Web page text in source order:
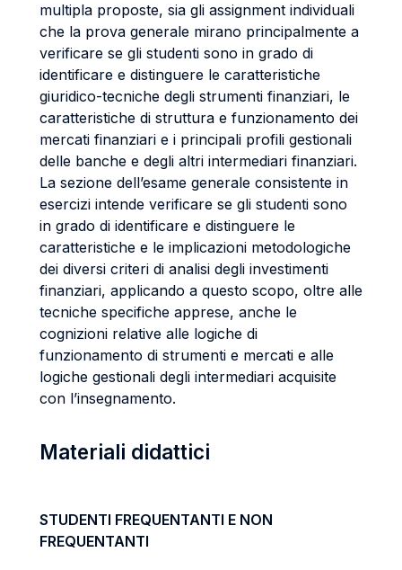
multipla proposte, sia gli assignment individuali
che la prova generale mirano principalmente a
verificare se gli studenti sono in grado di
identificare e distinguere le caratteristiche
giuridico-tecniche degli strumenti finanziari, le
caratteristiche di struttura e funzionamento dei
mercati finanziari e i principali profili gestionali
delle banche e degli altri intermediari finanziari.
La sezione dell’esame generale consistente in
esercizi intende verificare se gli studenti sono
in grado di identificare e distinguere le
caratteristiche e le implicazioni metodologiche
dei diversi criteri di analisi degli investimenti
finanziari, applicando a questo scopo, oltre alle
tecniche specifiche apprese, anche le
cognizioni relative alle logiche di
funzionamento di strumenti e mercati e alle
logiche gestionali degli intermediari acquisite
con l’insegnamento.
Materiali didattici
STUDENTI FREQUENTANTI E NON
FREQUENTANTI